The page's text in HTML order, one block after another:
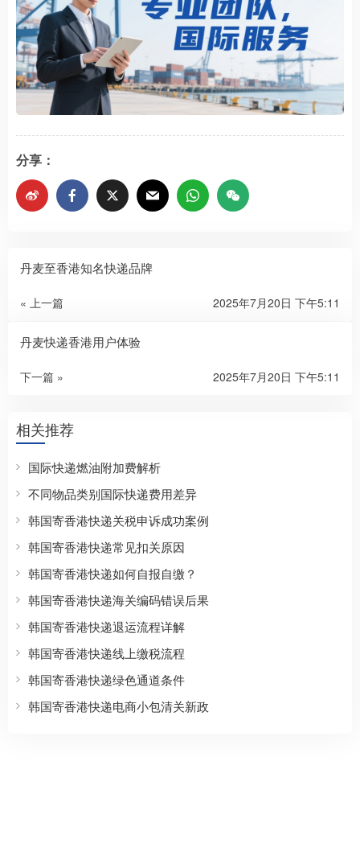
分享：
丹麦至香港知名快递品牌
« 上一篇 2025年7月20日 下午5:11
丹麦快递香港用户体验
下一篇 » 2025年7月20日 下午5:11
相关推荐
国际快递燃油附加费解析
不同物品类别国际快递费用差异
韩国寄香港快递关税申诉成功案例
韩国寄香港快递常见扣关原因
韩国寄香港快递如何自报自缴？
韩国寄香港快递海关编码错误后果
韩国寄香港快递退运流程详解
韩国寄香港快递线上缴税流程
韩国寄香港快递绿色通道条件
韩国寄香港快递电商小包清关新政